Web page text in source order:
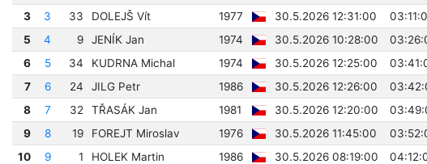
3
3 33 DOLEJŠ Vít 1977 30.5.2026 12:31:00
5
4 9 JENÍK Jan 1974 30.5.2026 10:28:00
6
5 34 KUDRNA Michal 1974 30.5.2026 12:25:00
7
6 24 JILG Petr 1986 30.5.2026 12:26:00
8
7 32 TŘASÁK Jan 1981 30.5.2026 12:20:00
9
8 19 FOREJT Miroslav 1976 30.5.2026 11:45:00
10
9 1 HOLEK Martin 1986 30.5.2026 08:19:00